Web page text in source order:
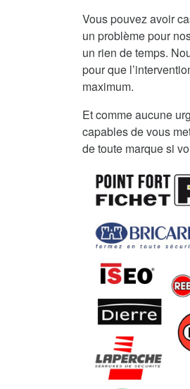
Vous pouvez avoir
un problème pour
un rien de temps.
pour que
maximum.
Et comme aucune
capables de vous
de toute marque si